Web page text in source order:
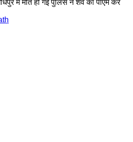
में मौत हो गई पुलिस ने शव का पीएम कर